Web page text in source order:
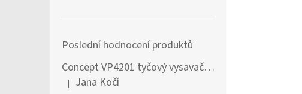
Poslední hodnocení produktů
Concept VP4201 tyčový vysavač / elektrický smeták Tyčový vysavač 2 v 1 AC Suché a mokré Bezsáčkové 0,6 l 90 W Černá, Stříbrná
Hodnocení produktu je 5 z 5 hvězdiček.
| Jana Kočí